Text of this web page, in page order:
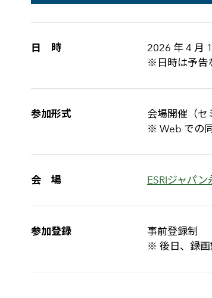
日 時
2026 年 4 月
※日時は予告
参加形式
会場開催（セ
※ Web での
会 場 ESRIジャパ
参加登録
事前登録制
※ 後日、録画